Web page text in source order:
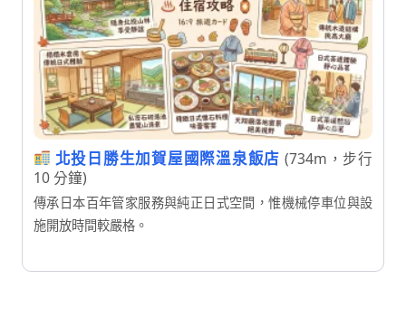
北投日勝生加賀屋國際溫泉飯店 (734m，步行
10 分鐘)
傳承日本百年管家服務與純正日式空間，惟機械停車位與設
施開放時間較嚴格。